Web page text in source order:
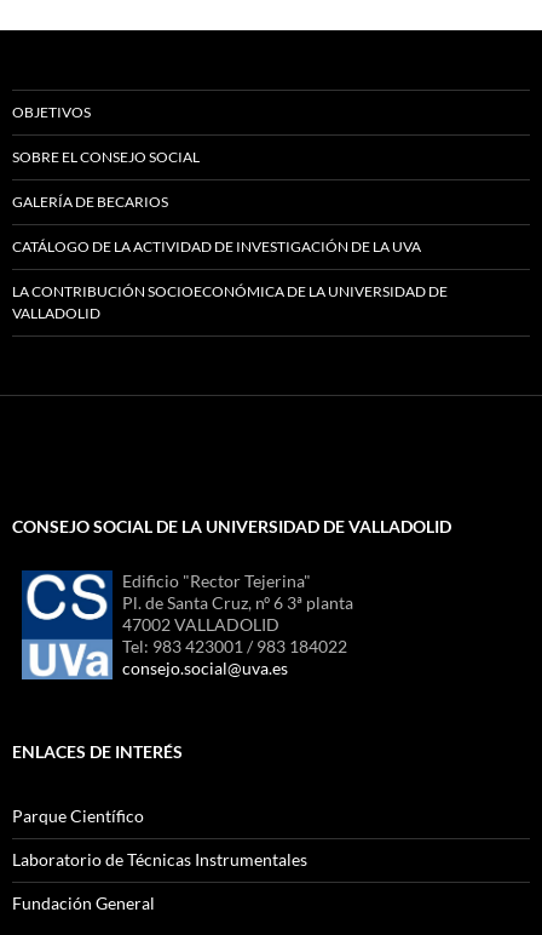
OBJETIVOS
SOBRE EL CONSEJO SOCIAL
GALERÍA DE BECARIOS
CATÁLOGO DE LA ACTIVIDAD DE INVESTIGACIÓN DE LA UVA
LA CONTRIBUCIÓN SOCIOECONÓMICA DE LA UNIVERSIDAD DE
VALLADOLID
CONSEJO SOCIAL DE LA UNIVERSIDAD DE VALLADOLID
Edificio "Rector Tejerina"
Pl. de Santa Cruz, nº 6 3ª planta
47002 VALLADOLID
Tel: 983 423001 / 983 184022
consejo.social@uva.es
ENLACES DE INTERÉS
Parque Científico
Laboratorio de Técnicas Instrumentales
Fundación General